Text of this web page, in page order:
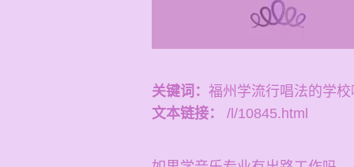
关键词： 福州学流行唱法的学
文本链接：
/l/10845.html